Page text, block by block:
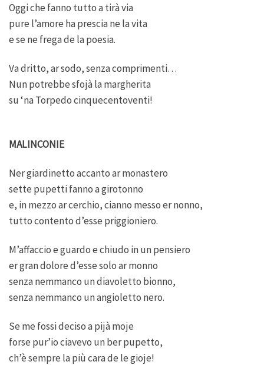
Oggi che fanno tutto a tirà via
pure l’amore ha prescia ne la vita
e se ne frega de la poesia.
Va dritto, ar sodo, senza comprimenti…
Nun potrebbe sfojà la margherita
su ‘na Torpedo cinquecentoventi!
MALINCONIE
Ner giardinetto accanto ar monastero
sette pupetti fanno a girotonno
e, in mezzo ar cerchio, cianno messo er nonno,
tutto contento d’esse priggioniero.
M’affaccio e guardo e chiudo in un pensiero
er gran dolore d’esse solo ar monno
senza nemmanco un diavoletto bionno,
senza nemmanco un angioletto nero.
Se me fossi deciso a pijà moje
forse pur’io ciavevo un ber pupetto,
ch’è sempre la più cara de le gioje!